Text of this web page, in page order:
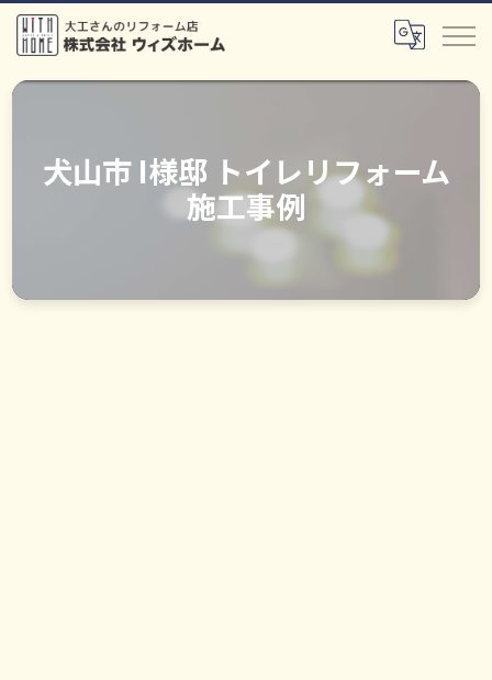
犬山市 I様邸 トイレリフォーム
施工事例